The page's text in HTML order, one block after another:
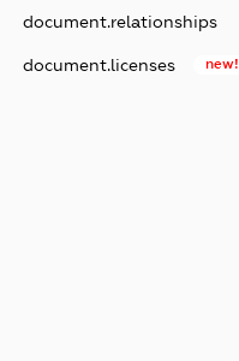
document.relationships
document.licenses new!